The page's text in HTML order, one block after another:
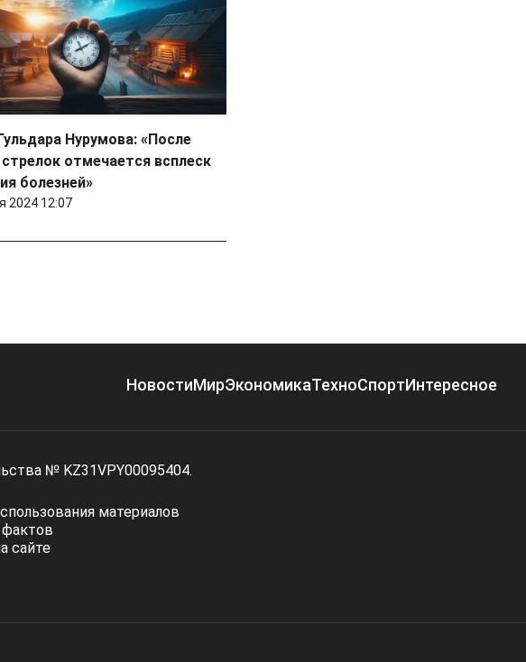
Нурумова: «После
отмечается всплеск
болезней»
2024 12:07
НовостиМирЭкономикаТехноСпортИнтересное
№ KZ31VPY00095404.
материалов
сайте